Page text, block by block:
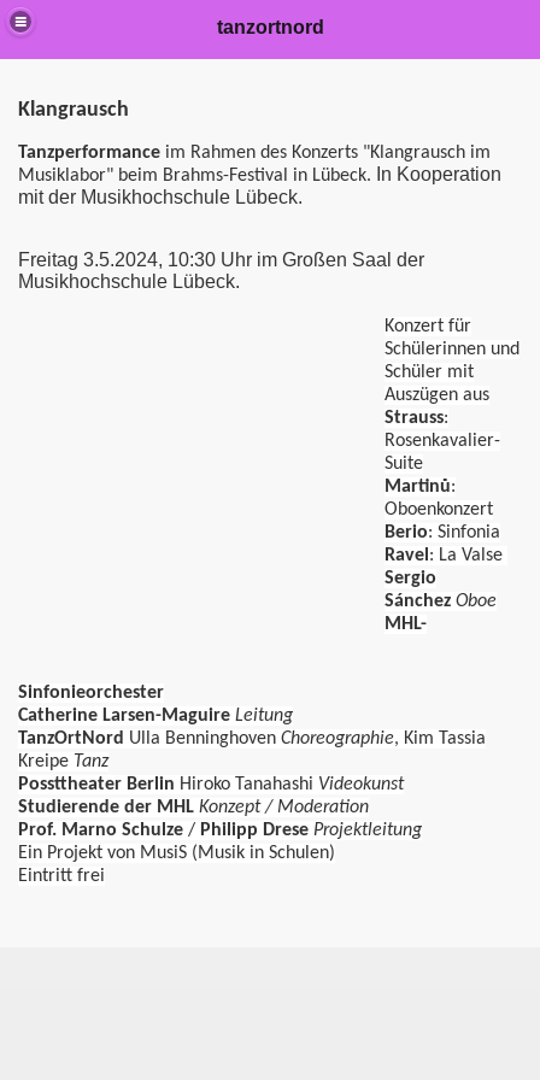
tanzortnord
Klangrausch
Tanzperformance im Rahmen des Konzerts "Klangrausch im
Musiklabor" beim Brahms-Festival in Lübeck. In Kooperation
mit der Musikhochschule Lübeck.
Freitag 3.5.2024, 10:30 Uhr im Großen Saal der
Musikhochschule Lübeck.
Konzert für
Schülerinnen und
Schüler mit
Auszügen aus
Strauss:
Rosenkavalier-
Suite
Martinů:
Oboenkonzert
Berio: Sinfonia
Ravel : La Valse
Sergio
Sánchez Oboe
MHL-
Sinfonieorchester
Catherine Larsen-Maguire Leitung
TanzOrtNord Ulla Benninghoven Choreographie, Kim Tassia
Kreipe Tanz
Possttheater Berlin Hiroko Tanahashi Videokunst
Studierende der MHL Konzept / Moderation
Prof. Marno Schulze / Philipp Drese Projektleitung
Ein Projekt von MusiS (Musik in Schulen)
Eintritt frei
Instant Composition